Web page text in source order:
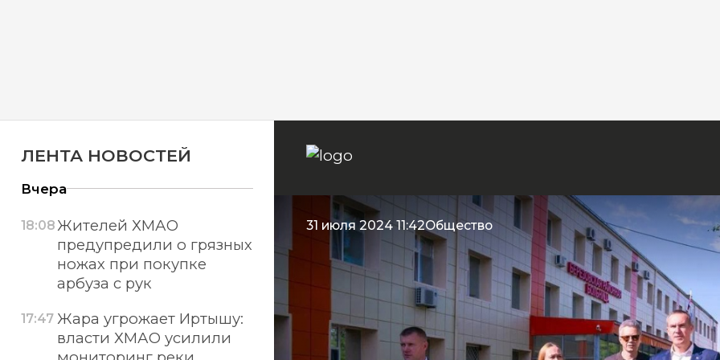
31 июля 2024 11:42Общество
ЛЕНТА НОВОСТЕЙ
Вчера
18:08Жителей ХМАО
предупредили о грязных
ножах при покупке
арбуза с рук
17:47 Жара угрожает Иртышу:
власти ХМАО усилили